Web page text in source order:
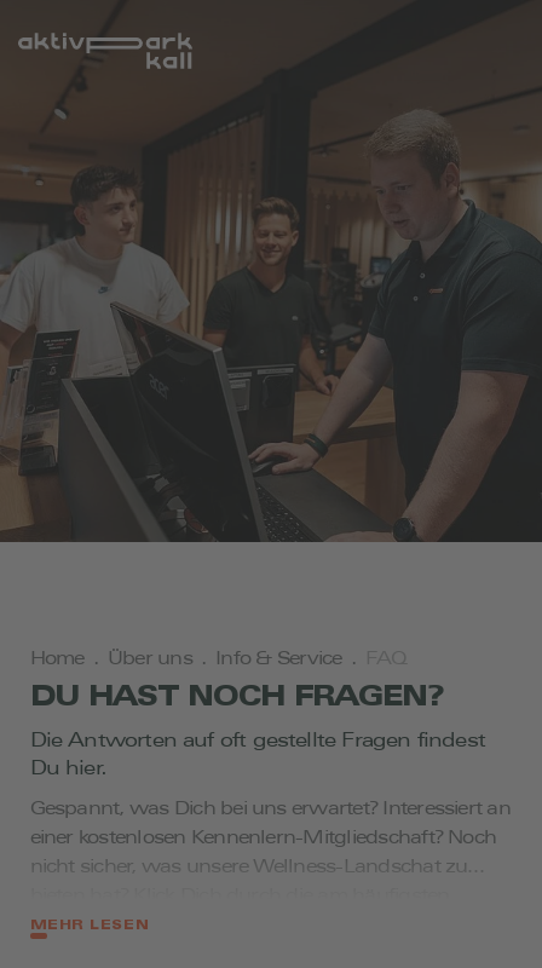
Home . Über uns . Info & Service .
DU HAST NOCH FRAGEN?
Die Antworten auf oft gestellte Fragen findest
Du hier.
Gespannt, was Dich bei uns erwartet? Interessiert an
einer kostenlosen Kennenlern-Mitgliedschaft? Noch
nicht sicher, was unsere Wellness-Landschat zu
gestellten Fragen oder
Weitere FAQs zu unseren Bereichen findest Du auch
MEHR LESEN